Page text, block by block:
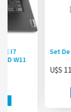
I7
W11
Set
U$S